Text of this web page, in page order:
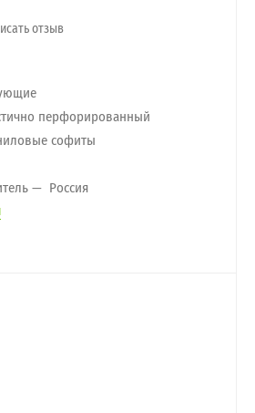
отзыв
перфорированный
софиты
Россия